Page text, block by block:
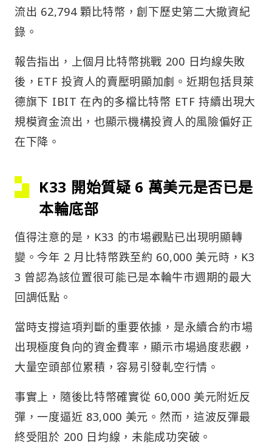
流出 62,794 顆比特幣，創下歷史第二大撤資紀
錄。
報告指出，上個月比特幣挑戰 200 日均線失敗
後，ETF 投資人的賣壓明顯加劇。近期包括貝萊
德旗下 IBIT 在內的多檔比特幣 ETF 持續出現大
規模資金流出，也顯示機構投資人的風險偏好正
在下降。
K33 開始質疑 6 萬美元是否已是
本輪底部
值得注意的是，K33 的市場觀點已出現明顯轉
變。今年 2 月比特幣跌至約 60,000 美元時，K3
3 曾認為該位置很可能已是本輪牛市週期的最大
回調低點。
當時支撐這項判斷的重要依據，是永續合約市場
出現極度負向的資金費率，顯示市場過度悲觀，
大量空頭部位累積，容易引發軋空行情。
事實上，隨後比特幣確實從 60,000 美元附近反
彈，一度逼近 83,000 美元。然而，這波反彈最
終受阻於 200 日均線，未能成功突破。